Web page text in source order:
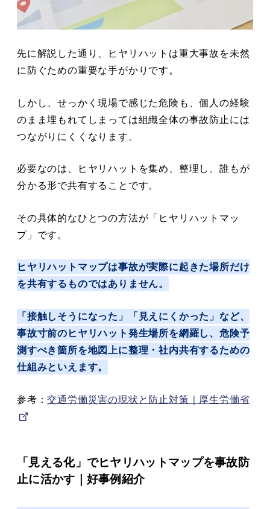
先に解説した通り、ヒヤリハットは重大事故を未然
に防ぐための重要な手がかりです。
しかし、せっかく現場で感じた危険も、個人の経験
のまま埋もれてしまっては組織全体の事故防止には
つながりにくくなります。
必要なのは、ヒヤリハットを集め、整理し、誰もが
分かる形で共有することです。
その具体的なひとつの方法が「ヒヤリハットマッ
プ」です。
ヒヤリハットマップは事故が実際に起きた場所だけ
を共有するものではありません。
「接触しそうになった」「見えにくかった」など、
事故寸前のヒヤリハット発生場所を網羅し、危険予
測すべき箇所を地図上に整理・社内共有するための
仕組みといえます。
参考：交通労働災害の現状と防止対策｜厚生労働省
「見える化」でヒヤリハットマップを事故防
止に活かす｜好事例紹介